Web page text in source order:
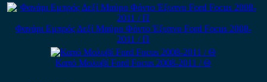
Φανάρι Εμπρός Δεξί Μαύρο Φόντο Έξυπνο Ford Focus 2008-
2011 / Π
Καπό Μολυβί Ford Focus 2008-2011 / Θ